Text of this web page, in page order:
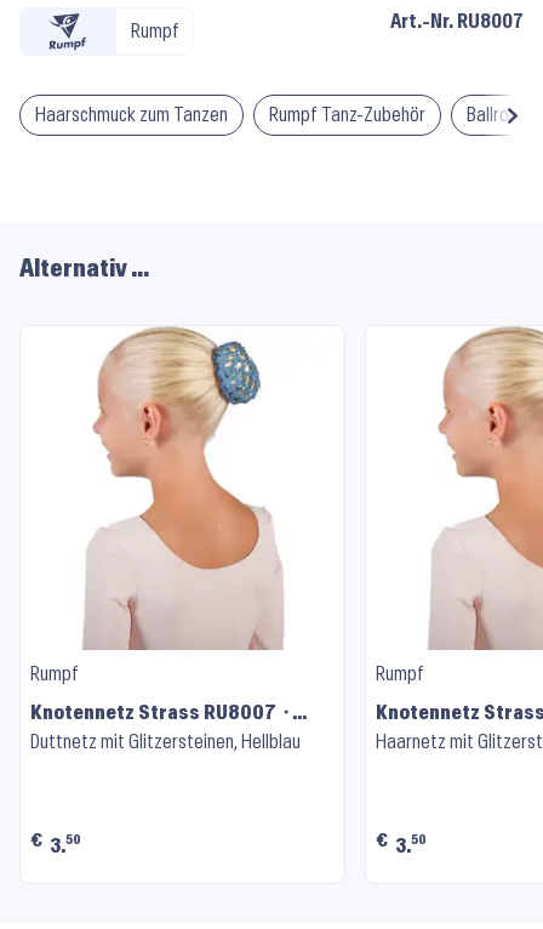
Rumpf Art.-Nr. RU8007
Haarschmuck zum Tanzen Rumpf Tanz-Zubehör
Alternativ …
Rumpf
Knotennetz Strass RU8007 ⬝
Light Blue
Duttnetz mit Glitzersteinen, Hellblau
€ 3.50
Rumpf
Knotennetz
Purple
Haarnetz mit
€ 3.50